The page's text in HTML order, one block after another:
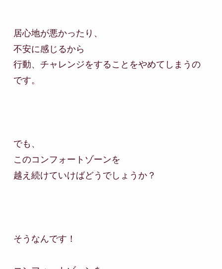
居心地が悪かったり、
不安に感じるから
行動、チャレンジをすることをやめてしまうの
です。
でも、
このコンフォートゾーンを
越え続けていけばどうでしょうか？
そうなんです！